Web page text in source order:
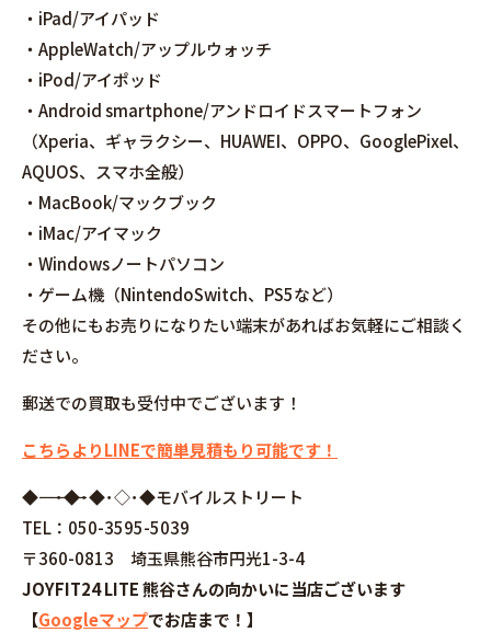
・iPad/アイパッド
・AppleWatch/アップルウォッチ
・iPod/アイポッド
・Android smartphone/アンドロイドスマートフォン
（Xperia、ギャラクシー、HUAWEI、OPPO、GooglePixel、
AQUOS、スマホ全般）
・MacBook/マックブック
・iMac/アイマック
・Windowsノートパソコン
・ゲーム機（NintendoSwitch、PS5など）
その他にもお売りになりたい端末があればお気軽にご相談く
ださい。
郵送での買取も受付中でございます！
こちらよりLINEで簡単見積もり可能です！
◆――――――――――――――――･◆･◆･◇･◆モバイルストリート
TEL：050-3595-5039
〒360-0813 埼玉県熊谷市円光1-3-4
JOYFIT24 LITE 熊谷さんの向かいに当店ございます
【Googleマップでお店まで！】